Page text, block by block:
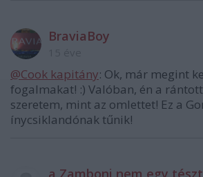
BraviaBoy
@Cook kapitány: Ok, már megint
fogalmakat! :) Valóban, én a
szeretem, mint az omlettet! Ez a
ínycsiklandónak tűnik!
a Zamboni nem egy